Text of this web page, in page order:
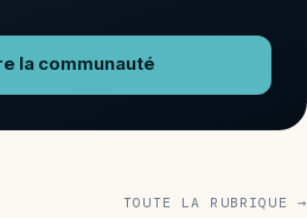
la communauté
TOUTE LA RUBRIQUE →